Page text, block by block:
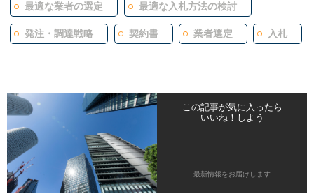
最適な業者の選定 最適な入札方法の検討
発注・調達戦略 契約書 業者選定 入札
この記事が気に入ったら
いいね！しよう
最新情報をお届けします